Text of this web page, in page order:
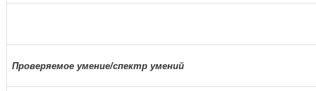
Проверяемое умение/спектр умений